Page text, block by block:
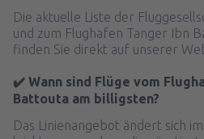
Die aktuelle Liste der
und zum Flughafen Tanger Ibn
finden Sie direkt auf unserer
✔️ Wann sind Flüge vom
Battouta am billigsten?
Das Linienangebot ändert sich